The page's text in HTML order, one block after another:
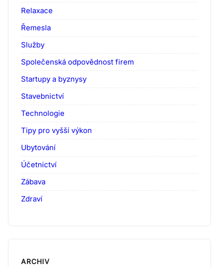
Relaxace
Řemesla
Služby
Společenská odpovědnost firem
Startupy a byznysy
Stavebnictví
Technologie
Tipy pro vyšší výkon
Ubytování
Účetnictví
Zábava
Zdraví
ARCHIV